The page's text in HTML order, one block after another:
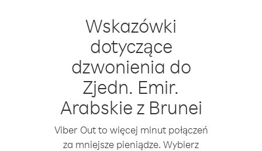
Wskazówki
dotyczące
dzwonienia do
Zjedn. Emir.
Arabskie z Brunei
Viber Out to więcej minut połączeń
za mniejsze pieniądze. Wybierz